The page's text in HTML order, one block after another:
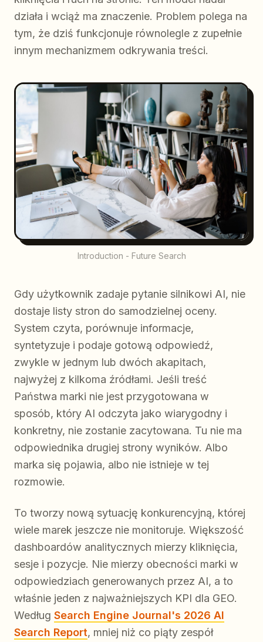
działa i wciąż ma znaczenie. Problem polega na
tym, że dziś funkcjonuje równolegle z zupełnie
innym mechanizmem odkrywania treści.
Introduction - Future Search
Gdy użytkownik zadaje pytanie silnikowi AI, nie
dostaje listy stron do samodzielnej oceny.
System czyta, porównuje informacje,
syntetyzuje i podaje gotową odpowiedź,
zwykle w jednym lub dwóch akapitach,
najwyżej z kilkoma źródłami. Jeśli treść
Państwa marki nie jest przygotowana w
sposób, który AI odczyta jako wiarygodny i
konkretny, nie zostanie zacytowana. Tu nie ma
odpowiednika drugiej strony wyników. Albo
marka się pojawia, albo nie istnieje w tej
rozmowie.
To tworzy nową sytuację konkurencyjną, której
wiele marek jeszcze nie monitoruje. Większość
dashboardów analitycznych mierzy kliknięcia,
sesje i pozycje. Nie mierzy obecności marki w
odpowiedziach generowanych przez AI, a to
właśnie jeden z najważniejszych KPI dla GEO.
Według Search Engine Journal's 2026 AI
Search Report, mniej niż co piąty zespół